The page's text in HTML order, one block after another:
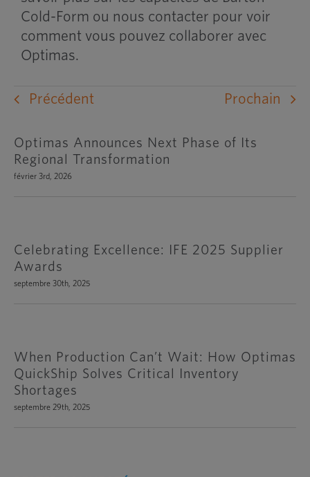
Cold-Form ou nous contacter pour voir
comment vous pouvez collaborer avec
Optimas.
Précédent Prochain
Optimas Announces Next Phase of Its
Regional Transformation
février 3rd, 2026
Celebrating Excellence: IFE 2025 Supplier
Awards
septembre 30th, 2025
When Production Can’t Wait: How Optimas
QuickShip Solves Critical Inventory
Shortages
septembre 29th, 2025